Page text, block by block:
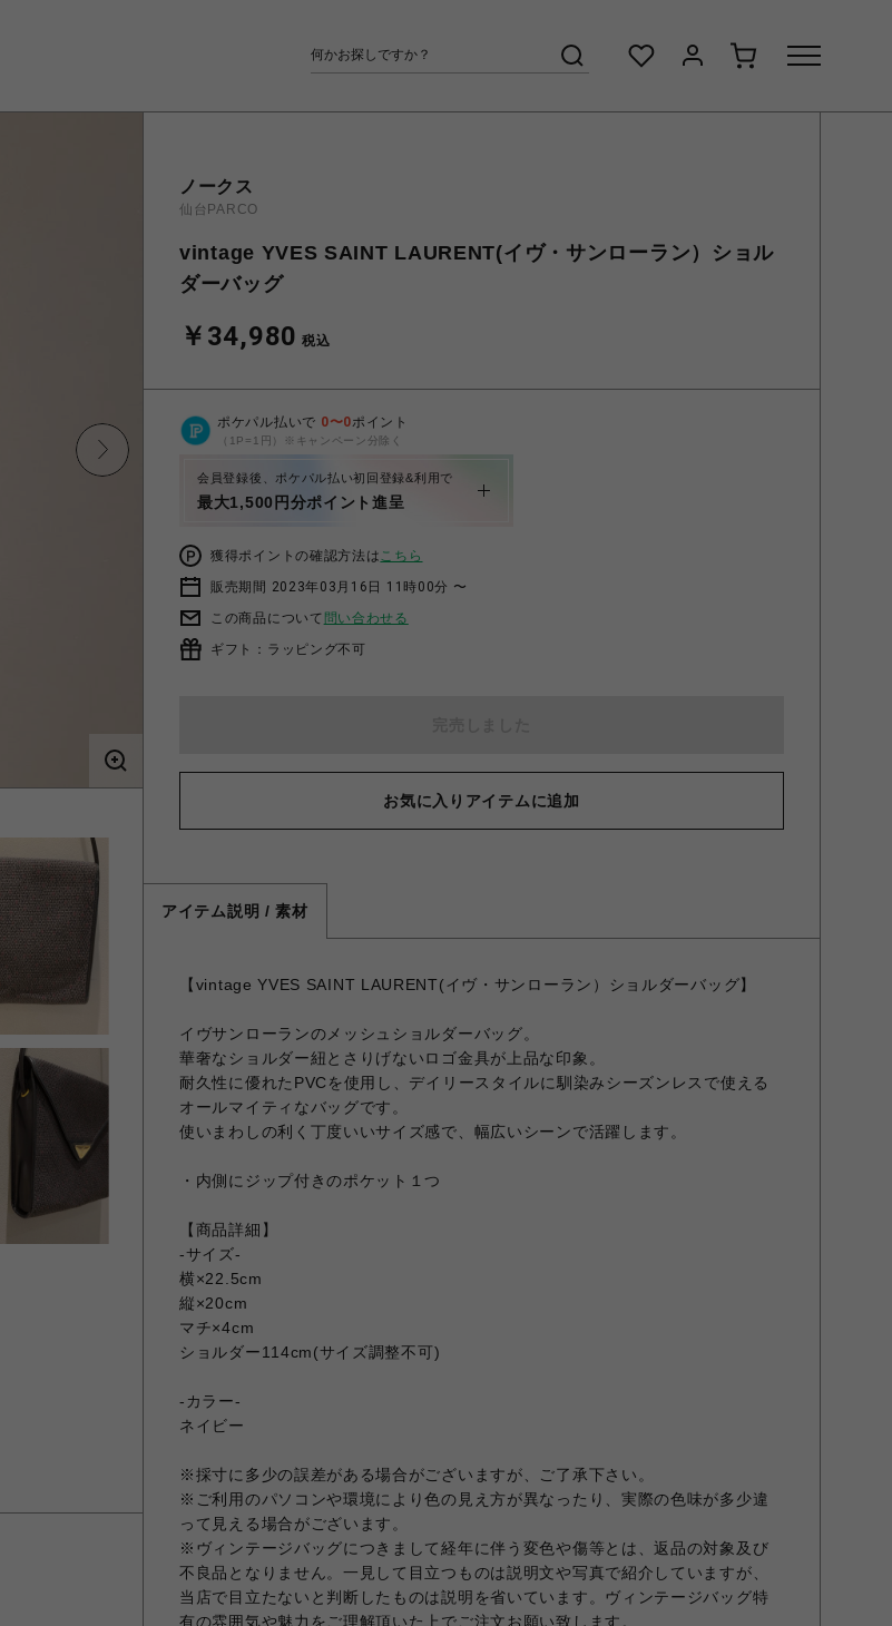
ノークス
仙台PARCO
vintage YVES SAINT LAURENT(イヴ・サンローラン）ショル
ダーバッグ
￥34,980 税込
ポケパル払いで 0〜0ポイント
（1P=1円）※キャンペーン分除く
会員登録後、ポケパル払い初回登録&利用で
最大1,500円分ポイント進呈
獲得ポイントの確認方法はこちら
販売期間 2023年03月16日 11時00分 〜
この商品について 問い合わせる
ギフト：ラッピング不可
お気に入りアイテムに追加
アイテム説明 / 素材
【vintage YVES SAINT LAURENT(イヴ・サンローラン）ショルダーバッグ】
イヴサンローランのメッシュショルダーバッグ。
華奢なショルダー紐とさりげないロゴ金具が上品な印象。
耐久性に優れたPVCを使用し、デイリースタイルに馴染みシーズンレスで使える
オールマイティなバッグです。
使いまわしの利く丁度いいサイズ感で、幅広いシーンで活躍します。
・内側にジップ付きのポケット１つ
【商品詳細】
-サイズ-
横×22.5cm
縦×20cm
マチ×4cm
ショルダー114cm(サイズ調整不可)
-カラー-
ネイビー
※採寸に多少の誤差がある場合がございますが、ご了承下さい。
※ご利用のパソコンや環境により色の見え方が異なったり、実際の色味が多少違
って見える場合がございます。
※ヴィンテージバッグにつきまして経年に伴う変色や傷等とは、返品の対象及び
不良品となりません。一見して目立つものは説明文や写真で紹介していますが、
当店で目立たないと判断したものは説明を省いています。ヴィンテージバッグ特
有の雰囲気や魅力をご理解頂いた上でご注文お願い致します。